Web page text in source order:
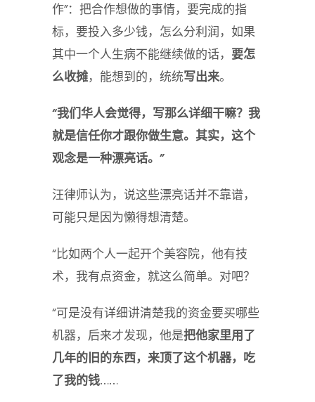
作”：把合作想做的事情，要完成的指
标，要投入多少钱，怎么分利润，如果
其中一个人生病不能继续做的话， 要怎
么收摊，能想到的，统统写出来。
“我们华人会觉得，写那么详细干嘛？我
就是信任你才跟你做生意。其实，这个
观念是一种漂亮话。”
汪律师认为，说这些漂亮话并不靠谱，
可能只是因为懒得想清楚。
“比如两个人一起开个美容院，他有技
术，我有点资金，就这么简单。对吧？
“可是没有详细讲清楚我的资金要买哪些
机器，后来才发现，他是把他家里用了
几年的旧的东西，来顶了这个机器，吃
了我的钱……